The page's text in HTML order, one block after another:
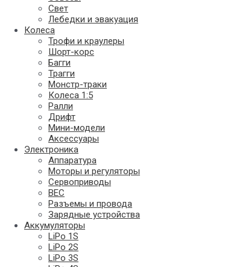
Свет
Лебедки и эвакуация
Колеса
Трофи и краулеры
Шорт-корс
Багги
Трагги
Монстр-траки
Колеса 1:5
Ралли
Дрифт
Мини-модели
Аксессуары
Электроника
Аппаратура
Моторы и регуляторы
Сервоприводы
BEC
Разъемы и провода
Зарядные устройства
Аккумуляторы
LiPo 1S
LiPo 2S
LiPo 3S